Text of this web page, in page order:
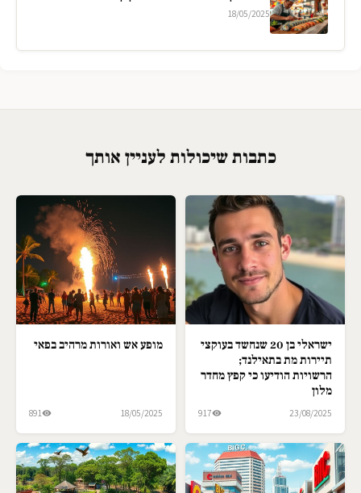
18/05/2025
כתבות שיכולות לעניין אותך
ישראלי בן 20 שנחשד בעוקצי
תיירות מת בתאילנד;
הרשויות הודיעו כי קפץ מחדר
מלון
23/08/2025
917
מופע אש ואורות מרהיב בפאי
18/05/2025
891